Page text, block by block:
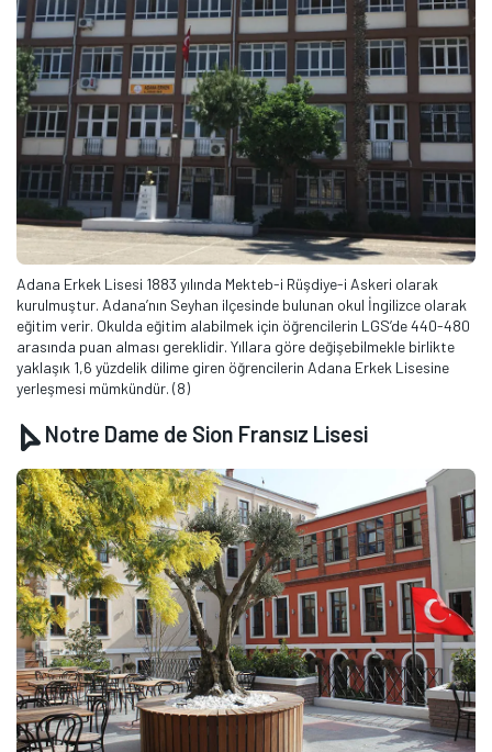
Adana Erkek Lisesi 1883 yılında Mekteb-i Rüşdiye-i Askeri olarak
kurulmuştur. Adana’nın Seyhan ilçesinde bulunan okul İngilizce olarak
eğitim verir. Okulda eğitim alabilmek için öğrencilerin LGS’de 440-480
arasında puan alması gereklidir. Yıllara göre değişebilmekle birlikte
yaklaşık 1,6 yüzdelik dilime giren öğrencilerin Adana Erkek Lisesine
yerleşmesi mümkündür. (8)
Notre Dame de Sion Fransız Lisesi